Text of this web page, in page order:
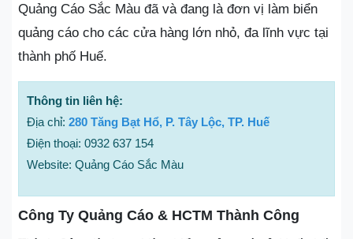
Quảng Cáo Sắc Màu đã và đang là đơn vị làm biển
quảng cáo cho các cửa hàng lớn nhỏ, đa lĩnh vực tại
thành phố Huế.
Thông tin liên hệ:
Địa chỉ: 280 Tăng Bạt Hổ, P. Tây Lộc, TP. Huế
Điện thoại: 0932 637 154
Website: Quảng Cáo Sắc Màu
Công Ty Quảng Cáo & HCTM Thành Công